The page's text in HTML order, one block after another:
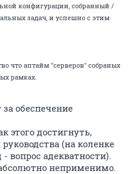
конфигурации, собранный /
задач, и успешно с этим
что аптайм "серверов" собраных
рамках.
обеспечение
этого достигнуть,
(на коленке
вопрос адекватности).
неприменимо.